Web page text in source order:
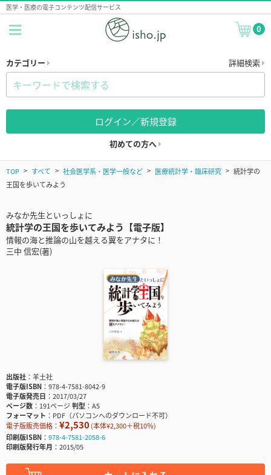
医学・医療の電子コンテンツ配信サービス
0
カテゴリー 詳細検索
ログイン／新規登録
初めての方へ
TOP すべて 社会医学系・医学一般など 医療統計学・臨床研究
統計学の
王国を歩いてみよう
みなか先生といっしょに
統計学の王国を歩いてみよう【電子版】
情報の海と推論の山を越える翼をアナタに！
三中 信宏(著)
出版社
羊土社
電子版ISBN
978-4-7581-8042-9
電子版発売日
2017/03/27
ページ数
191ページ判型
A5
フォーマット
PDF（パソコンへのダウンロード不可）
電子版販売価格： ¥2,530(本体¥2,300＋税10％)
印刷版ISBN
978-4-7581-2058-6
印刷版発行年月
2015/05